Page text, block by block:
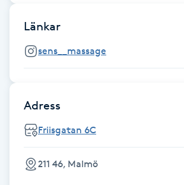
H
Hatha Yoga
Herrklippning
HIFU
Länkar
sens__massage
Adress
Friisgatan 6C
211 46, Malmö